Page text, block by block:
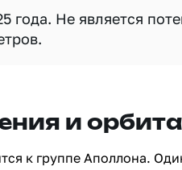
года. Не является
и орбита
к группе Аполлона.